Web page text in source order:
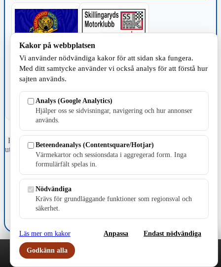
TILLVERKNING
Fristående webbtidningsföretag grundat 1991 som sedan 2002 ger
ut tidningen Skillingaryd.nu och 2010 lanserades Värnamo.nu. Från
april 2026 omfattar Skillingaryd.nu tre kommuner: Gnosjö,
Värnamo och Vaggeryds kommun.
E-post: redaktionen@skillingaryd.nu
Postadress: Gisslaköp 1, 568 92 Skillingaryd
Kakinställningar
Kakor på webbplatsen
Vi använder nödvändiga kakor för att sidan ska fungera.
Med ditt samtycke använder vi också analys för att förstå hur
sajten används.
Analys (Google Analytics)
Hjälper oss se sidvisningar, navigering och hur annonser
används.
Beteendeanalys (Contentsquare/Hotjar)
Värmekartor och sessionsdata i aggregerad form. Inga
formulärfält spelas in.
Nödvändiga
Krävs för grundläggande funktioner som regionsval och
säkerhet.
Läs mer om kakor Anpassa Endast nödvändiga
Godkänn alla